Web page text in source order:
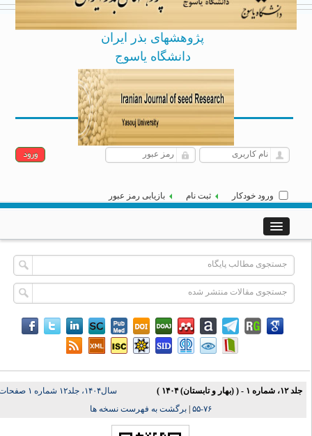
پژوهشهای بذر ایران
دانشگاه یاسوج
|
English
[Archive]
ورود خودکار ثبت نام بازیابی رمز عبور
جلد ۱۲، شماره ۱ - ( (بهار و تابستان) ۱۴۰۴ )
سال۱۴۰۴، جلد۱۲ شماره ۱ صفحات
|برگشت به فهرست نسخه ها